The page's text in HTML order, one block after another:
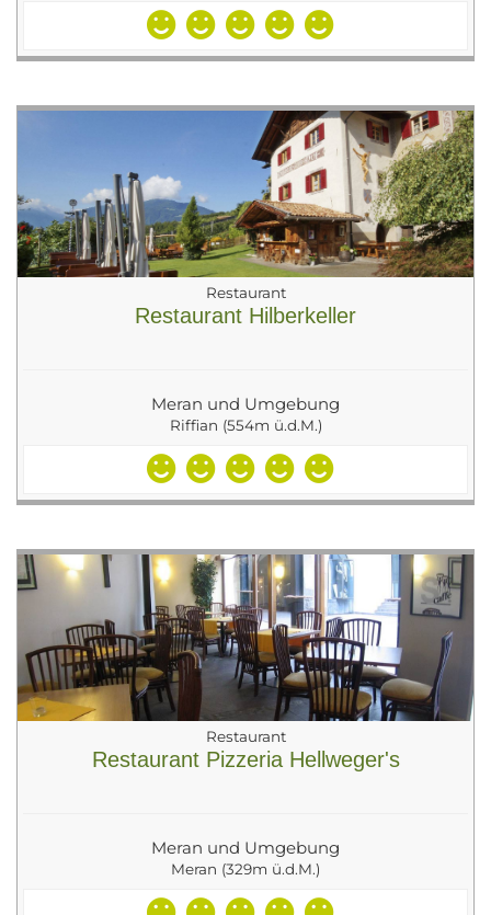
Restaurant
Restaurant Hilberkeller
Meran und Umgebung
Riffian (554m ü.d.M.)
Restaurant
Restaurant Pizzeria Hellweger's
Meran und Umgebung
Meran (329m ü.d.M.)